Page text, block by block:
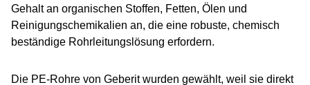
Gehalt an organischen Stoffen, Fetten, Ölen und
Reinigungschemikalien an, die eine robuste, chemisch
beständige Rohrleitungslösung erfordern.
Die PE-Rohre von Geberit wurden gewählt, weil sie direkt